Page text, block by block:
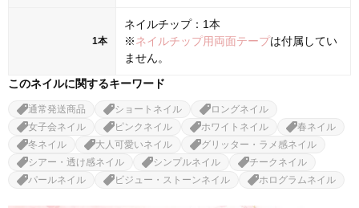
1本
ネイルチップ：1本
※ネイルチップ用両面テープは付属してい
ません。
このネイルに関するキーワード
通常発送商品 ショートネイル
ロングネイル
女子会ネイル
ピンクネイル ホワイトネイル
春ネイル
冬ネイル
大人可愛いネイル
グリッター・ラメ感ネイル
シアー・透け感ネイル
シンプルネイル
チークネイル
パールネイル
ビジュー・ストーンネイル ホログラムネイル